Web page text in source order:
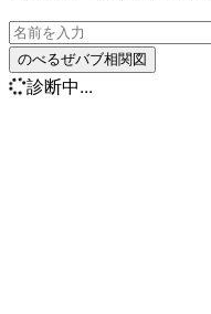
のべるぜバブ相関図
診断中...